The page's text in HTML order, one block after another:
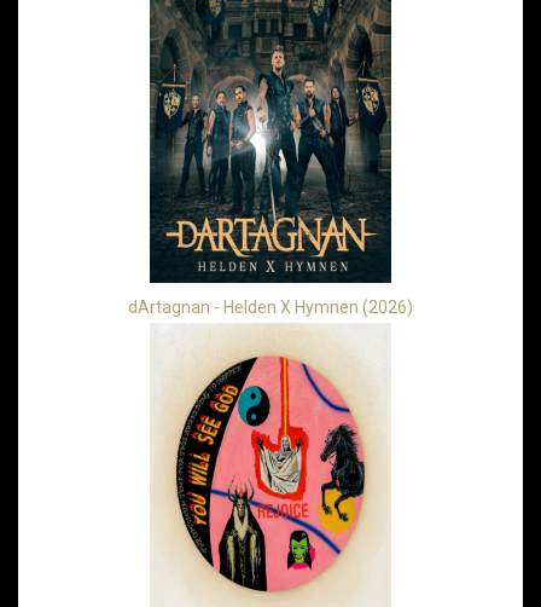
dArtagnan - Helden X Hymnen (2026)